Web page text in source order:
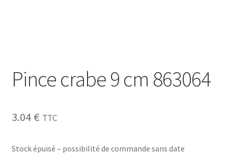
Pince crabe 9 cm 863064
3.04 € TTC
Stock épuisé – possibilité de commande sans date